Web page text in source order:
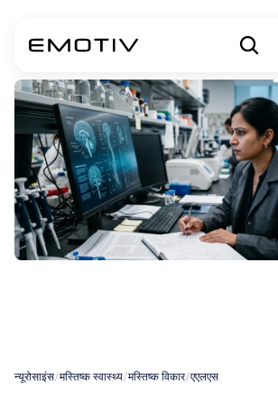
न्यूरोसाइंस/मस्तिष्क स्वास्थ्य/मस्तिष्क विकार/एएलएस